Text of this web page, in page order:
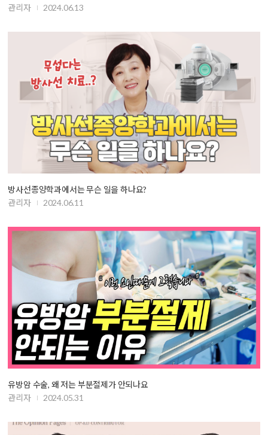
관리자
2024.06.13
방사선종양학과에서는 무슨 일을 하나요?
관리자
2024.06.11
유방암 수술, 왜 저는 부분절제가 안되나요
관리자
2024.05.31